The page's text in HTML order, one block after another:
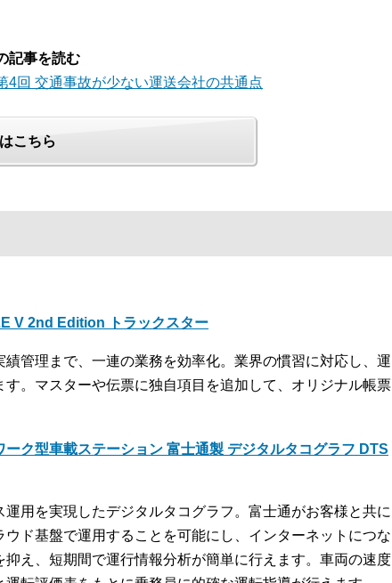
記事を読む
4回 交通事故が少ない運送会社の共通点
こちら
V 2nd Edition トラックスター
管理まで、一連の業務を効率化。業界の慣習に対応し、運
。マスターや伝票に独自項目を追加して、オリジナル帳票
ク型車載ステーション 富士通製 デジタルタコグラフ DTS
用を実現したデジタルタコグラフ。富士通がお客様と共に
ド基盤で運用することを可能にし、インターネットにつな
え、短期間で運行情報分析が簡単に行えます。車両の速度